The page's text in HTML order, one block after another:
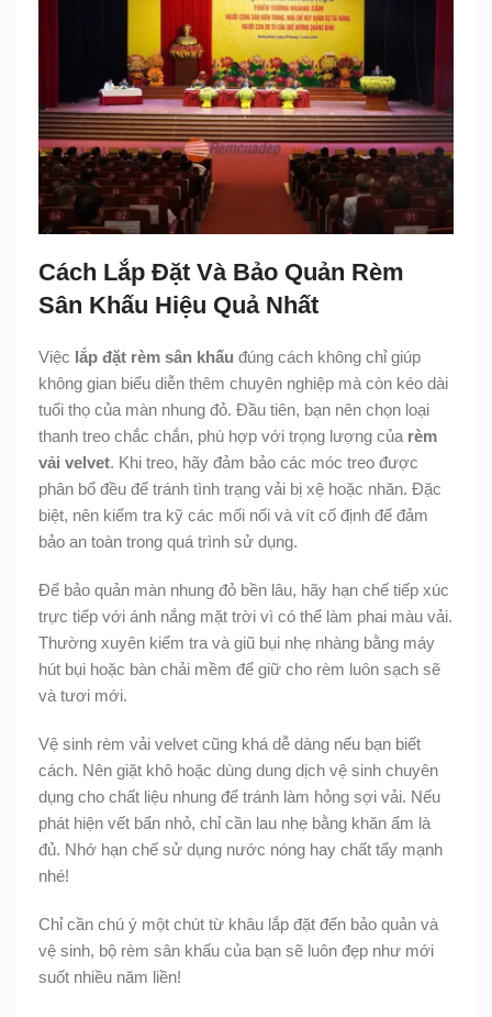
Cách Lắp Đặt Và Bảo Quản Rèm
Sân Khấu Hiệu Quả Nhất
Việc lắp đặt rèm sân khấu đúng cách không chỉ giúp
không gian biểu diễn thêm chuyên nghiệp mà còn kéo dài
tuổi thọ của màn nhung đỏ. Đầu tiên, bạn nên chọn loại
thanh treo chắc chắn, phù hợp với trọng lượng của rèm
vải velvet. Khi treo, hãy đảm bảo các móc treo được
phân bổ đều để tránh tình trạng vải bị xệ hoặc nhăn. Đặc
biệt, nên kiểm tra kỹ các mối nối và vít cố định để đảm
bảo an toàn trong quá trình sử dụng.
Để bảo quản màn nhung đỏ bền lâu, hãy hạn chế tiếp xúc
trực tiếp với ánh nắng mặt trời vì có thể làm phai màu vải.
Thường xuyên kiểm tra và giũ bụi nhẹ nhàng bằng máy
hút bụi hoặc bàn chải mềm để giữ cho rèm luôn sạch sẽ
và tươi mới.
Vệ sinh rèm vải velvet cũng khá dễ dàng nếu bạn biết
cách. Nên giặt khô hoặc dùng dung dịch vệ sinh chuyên
dụng cho chất liệu nhung để tránh làm hỏng sợi vải. Nếu
phát hiện vết bẩn nhỏ, chỉ cần lau nhẹ bằng khăn ẩm là
đủ. Nhớ hạn chế sử dụng nước nóng hay chất tẩy mạnh
nhé!
Chỉ cần chú ý một chút từ khâu lắp đặt đến bảo quản và
vệ sinh, bộ rèm sân khấu của bạn sẽ luôn đẹp như mới
suốt nhiều năm liền!